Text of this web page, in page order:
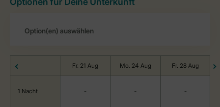
Fr. 21 Aug Mo. 24 Aug Fr. 28 Aug
1 Nacht - - -